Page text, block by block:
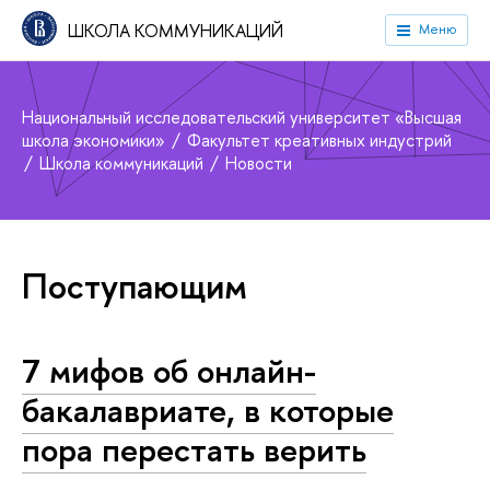
ШКОЛА КОММУНИКАЦИЙ Меню
Национальный исследовательский университет «Высшая
школа экономики»
Факультет креативных индустрий
Школа коммуникаций
Новости
Поступающим
7 мифов об онлайн-
бакалавриате, в которые
пора перестать верить